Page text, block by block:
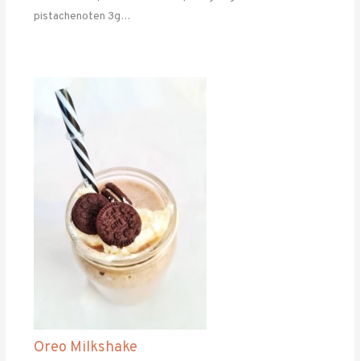
pistachenoten 3g…
Oreo Milkshake